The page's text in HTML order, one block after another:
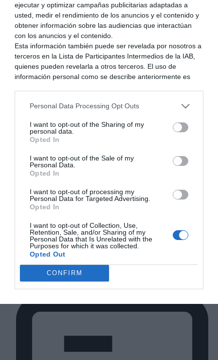
ejecutar y optimizar campañas publicitarias adaptadas a
usted, medir el rendimiento de los anuncios y el contenido y
obtener información sobre las audiencias que interactúan
con los anuncios y el contenido.
Esta información también puede ser revelada por nosotros a
terceros en la Lista de Participantes Intermedios de la IAB,
quienes pueden revelarla a otros terceros. El uso de
información personal como se describe anteriormente es
generamos contenido relevante para nuestra audiencia.
recopilación y uso de datos en nuestra Política de
Privacidad.
terceros por nuestra parte, utilice la siguiente opción de
exclusión y confirme su selección. Tenga en cuenta que
después de que se procese su solicitud de exclusión, es
posible que continúe viendo anuncios basados en intereses
basados en la información personal utilizada por nosotros o
en información personal divulgada a terceros antes de su
Puede optar por no participar en la divulgación adicional de
su información personal por parte de terceros en la Lista de
participantes intermedios de la IAB.
Personal Data Processing Opt Outs
I want to opt-out of the Sharing of my
personal data.
Opted In
I want to opt-out of the Sale of my
Personal Data.
Opted In
I want to opt-out of processing my
Personal Data for Targeted Advertising.
Opted In
I want to opt-out of Collection, Use,
Retention, Sale, and/or Sharing of my
Personal Data that Is Unrelated with the
Purposes for which it was collected.
Opted Out
CONFIRM
Información del foro
Últimos Mensajes
Publicaciones sin leer
29Foros